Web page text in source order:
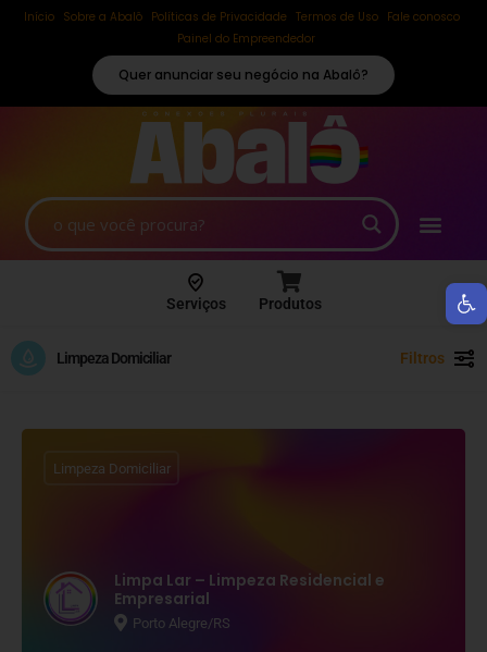
Início Sobre a Abalô Políticas de Privacidade Termos de Uso
Fale conosco
Painel do Empreendedor
Quer anunciar seu negócio na Abalô?
Serviços Produtos
Limpeza Domiciliar Filtros
Limpa Lar – Limpeza Residencial e
Empresarial
Porto Alegre/RS
Limpeza Domiciliar